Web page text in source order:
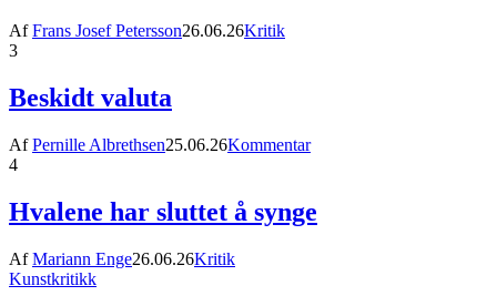
AfFrans Josef Petersson26.06.26Kritik
3
Beskidt valuta
AfPernille Albrethsen25.06.26Kommentar
4
Hvalene har sluttet å synge
AfMariann Enge26.06.26Kritik
Kunstkritikk